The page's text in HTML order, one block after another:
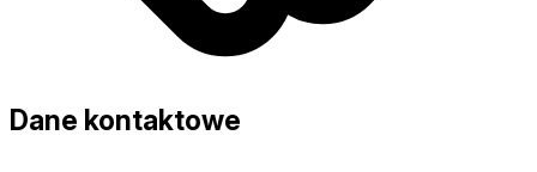
Dane kontaktowe